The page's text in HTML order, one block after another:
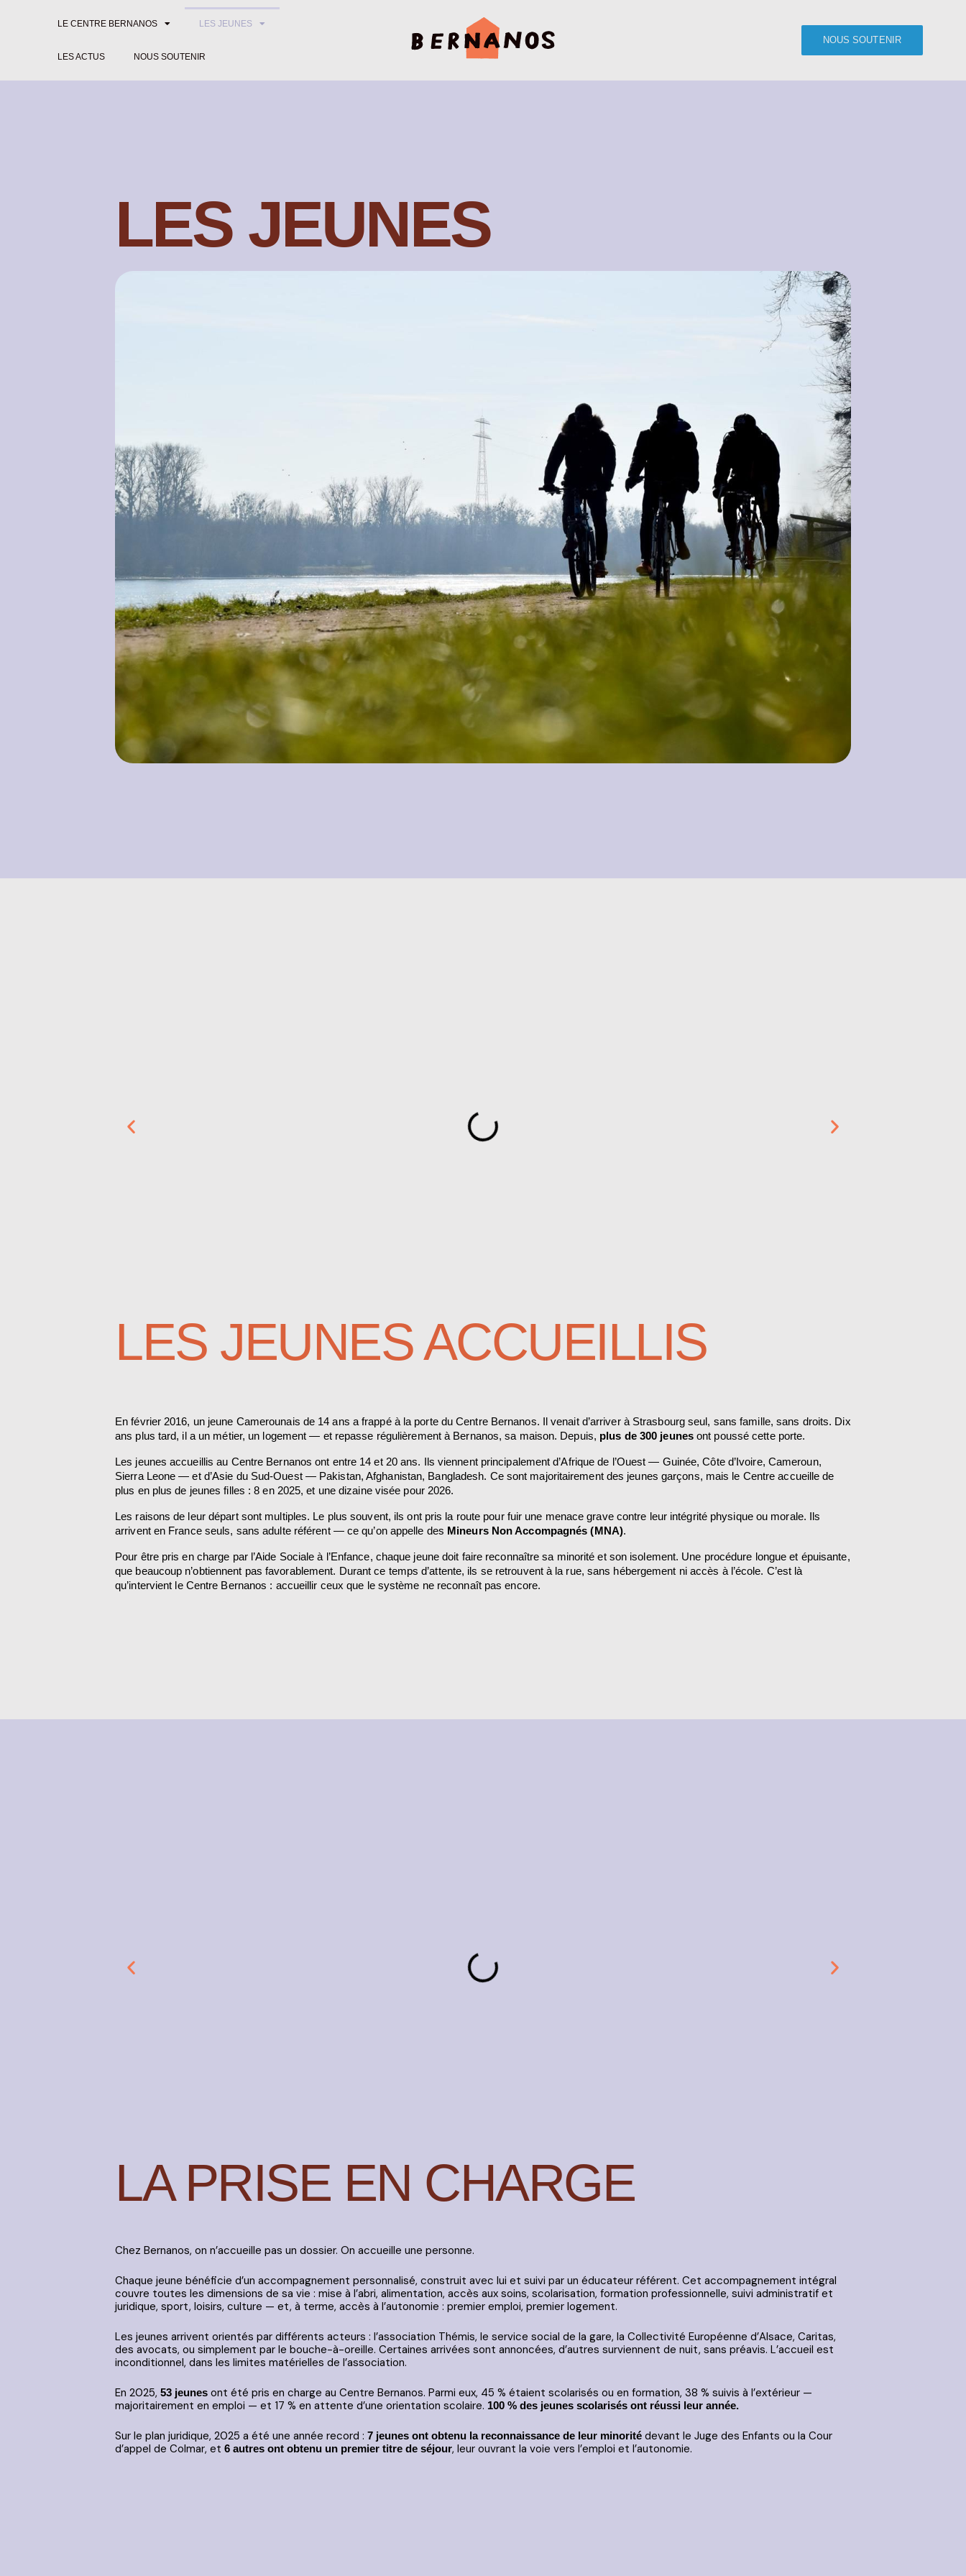
LE CENTRE BERNANOS LES JEUNES
LES ACTUS NOUS SOUTENIR
NOUS SOUTENIR
LES JEUNES
LES JEUNES ACCUEILLIS
En février 2016, un jeune Camerounais de 14 ans a frappé à la porte du Centre Bernanos. Il venait d’arriver à Strasbourg seul, sans famille, sans droits. Dix
ans plus tard, il a un métier, un logement — et repasse régulièrement à Bernanos, sa maison. Depuis, plus de 300 jeunes ont poussé cette porte.
Les jeunes accueillis au Centre Bernanos ont entre 14 et 20 ans. Ils viennent principalement d’Afrique de l’Ouest — Guinée, Côte d’Ivoire, Cameroun,
Sierra Leone — et d’Asie du Sud-Ouest — Pakistan, Afghanistan, Bangladesh. Ce sont majoritairement des jeunes garçons, mais le Centre accueille de
plus en plus de jeunes filles : 8 en 2025, et une dizaine visée pour 2026.
Les raisons de leur départ sont multiples. Le plus souvent, ils ont pris la route pour fuir une menace grave contre leur intégrité physique ou morale. Ils
arrivent en France seuls, sans adulte référent — ce qu’on appelle des Mineurs Non Accompagnés (MNA).
Pour être pris en charge par l’Aide Sociale à l’Enfance, chaque jeune doit faire reconnaître sa minorité et son isolement. Une procédure longue et épuisante,
que beaucoup n’obtiennent pas favorablement. Durant ce temps d’attente, ils se retrouvent à la rue, sans hébergement ni accès à l’école. C’est là
qu’intervient le Centre Bernanos : accueillir ceux que le système ne reconnaît pas encore.
LA PRISE EN CHARGE
Chez Bernanos, on n’accueille pas un dossier. On accueille une personne.
Chaque jeune bénéficie d’un accompagnement personnalisé, construit avec lui et suivi par un éducateur référent. Cet accompagnement intégral
couvre toutes les dimensions de sa vie : mise à l’abri, alimentation, accès aux soins, scolarisation, formation professionnelle, suivi administratif et
juridique, sport, loisirs, culture — et, à terme, accès à l’autonomie : premier emploi, premier logement.
Les jeunes arrivent orientés par différents acteurs : l’association Thémis, le service social de la gare, la Collectivité Européenne d’Alsace, Caritas,
des avocats, ou simplement par le bouche-à-oreille. Certaines arrivées sont annoncées, d’autres surviennent de nuit, sans préavis. L’accueil est
inconditionnel, dans les limites matérielles de l’association.
En 2025, 53 jeunes ont été pris en charge au Centre Bernanos. Parmi eux, 45 % étaient scolarisés ou en formation, 38 % suivis à l’extérieur —
majoritairement en emploi — et 17 % en attente d’une orientation scolaire. 100 % des jeunes scolarisés ont réussi leur année.
Sur le plan juridique, 2025 a été une année record : 7 jeunes ont obtenu la reconnaissance de leur minorité devant le Juge des Enfants ou la Cour
d’appel de Colmar, et 6 autres ont obtenu un premier titre de séjour, leur ouvrant la voie vers l’emploi et l’autonomie.